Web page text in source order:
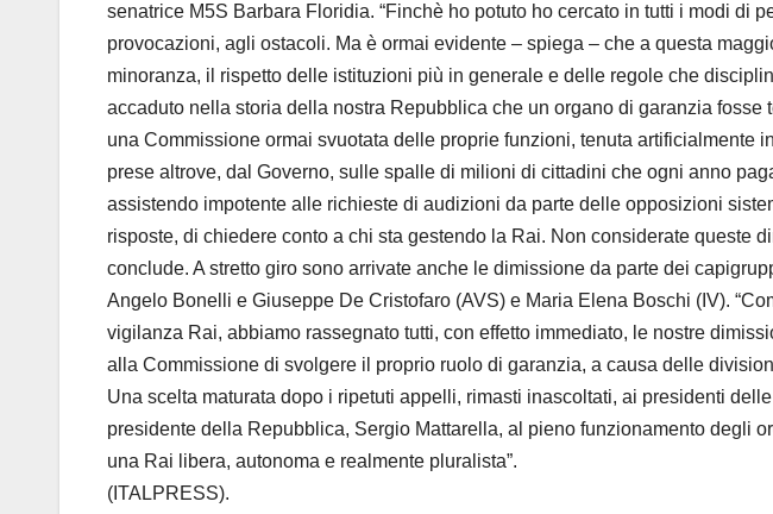
senatrice M5S Barbara Floridia. “Finchè ho potuto ho cercato in tutti i modi di
provocazioni, agli ostacoli. Ma è ormai evidente – spiega – che a questa
minoranza, il rispetto delle istituzioni più in generale e delle regole che
accaduto nella storia della nostra Repubblica che un organo di garanzia
una Commissione ormai svuotata delle proprie funzioni, tenuta
prese altrove, dal Governo, sulle spalle di milioni di cittadini che ogni anno
assistendo impotente alle richieste di audizioni da parte delle opposizioni
risposte, di chiedere conto a chi sta gestendo la Rai. Non considerate queste
conclude. A stretto giro sono arrivate anche le dimissione da parte dei
Angelo Bonelli e Giuseppe De Cristofaro (AVS) e Maria Elena Boschi (IV).
vigilanza Rai, abbiamo rassegnato tutti, con effetto immediato, le nostre
alla Commissione di svolgere il proprio ruolo di garanzia, a causa delle
Una scelta maturata dopo i ripetuti appelli, rimasti inascoltati, ai presidenti
presidente della Repubblica, Sergio Mattarella, al pieno funzionamento degli
una Rai libera, autonoma e realmente pluralista”.
(ITALPRESS).